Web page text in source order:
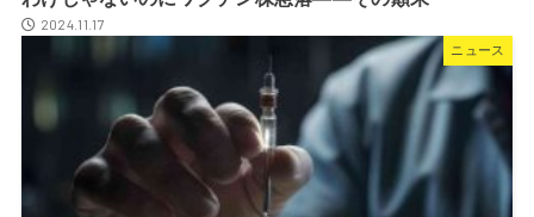
2024.11.17
ニュース